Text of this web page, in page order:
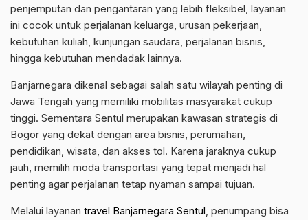
penjemputan dan pengantaran yang lebih fleksibel, layanan
ini cocok untuk perjalanan keluarga, urusan pekerjaan,
kebutuhan kuliah, kunjungan saudara, perjalanan bisnis,
hingga kebutuhan mendadak lainnya.
Banjarnegara dikenal sebagai salah satu wilayah penting di
Jawa Tengah yang memiliki mobilitas masyarakat cukup
tinggi. Sementara Sentul merupakan kawasan strategis di
Bogor yang dekat dengan area bisnis, perumahan,
pendidikan, wisata, dan akses tol. Karena jaraknya cukup
jauh, memilih moda transportasi yang tepat menjadi hal
penting agar perjalanan tetap nyaman sampai tujuan.
Melalui layanan travel Banjarnegara Sentul, penumpang bisa